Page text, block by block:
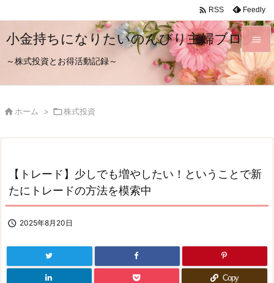
小金持ちになりたいのんびり主婦ブログ
～株式投資とお得活動記録～


メニュ
前へ
次へ
 RSS Feedly
 ホーム > 株式投資
【トレード】少しでも増やしたい！ということで新
たにトレードの方法を模索中
 2025年8月20日
Copy